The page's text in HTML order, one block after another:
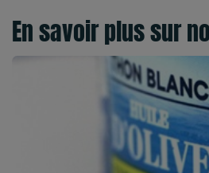
En savoir plus sur